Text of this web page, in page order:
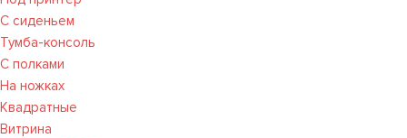
С сиденьем
Тумба-консоль
С полками
На ножках
Квадратные
Витрина